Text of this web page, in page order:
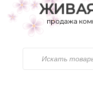
продажа